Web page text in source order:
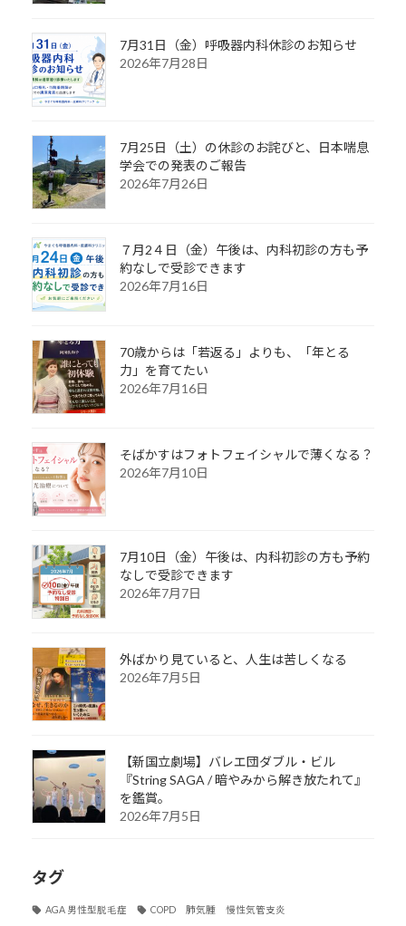
7月31日（金）呼吸器内科休診のお知らせ
2026年7月28日
7月25日（土）の休診のお詫びと、日本喘息
学会での発表のご報告
2026年7月26日
７月2４日（金）午後は、内科初診の方も予
約なしで受診できます
2026年7月16日
70歳からは「若返る」よりも、「年とる
力」を育てたい
2026年7月16日
そばかすはフォトフェイシャルで薄くなる？
2026年7月10日
7月10日（金）午後は、内科初診の方も予約
なしで受診できます
2026年7月7日
外ばかり見ていると、人生は苦しくなる
2026年7月5日
【新国立劇場】バレエ団ダブル・ビル
『String SAGA / 暗やみから解き放たれて』
を鑑賞。
2026年7月5日
タグ
AGA 男性型脱毛症 COPD 肺気腫 慢性気管支炎